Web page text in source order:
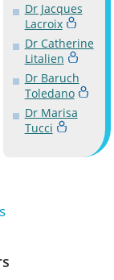
Dr Jacques
Lacroix
Dr Catherine
Litalien
Dr Baruch
Toledano
Dr Marisa
Tucci